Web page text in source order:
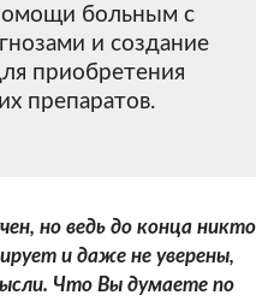
больным с
и создание
приобретения
препаратов.
но ведь до конца никто
и даже не уверены,
Что Вы думаете по